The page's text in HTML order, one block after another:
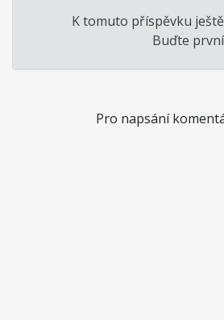
K tomuto příspěvku
Buďte
Pro napsání